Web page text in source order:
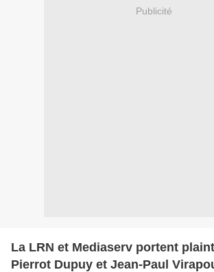
Publicité
La LRN et Mediaserv portent
Pierrot Dupuy et Jean-Paul